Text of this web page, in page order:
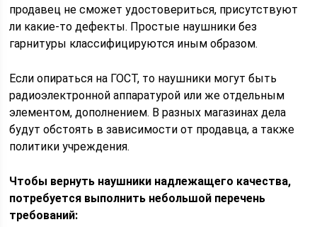
продавец не сможет удостовериться, присутствуют
ли какие-то дефекты. Простые наушники без
гарнитуры классифицируются иным образом.
Если опираться на ГОСТ, то наушники могут быть
радиоэлектронной аппаратурой или же отдельным
элементом, дополнением. В разных магазинах дела
будут обстоять в зависимости от продавца, а также
политики учреждения.
Чтобы вернуть наушники надлежащего качества,
потребуется выполнить небольшой перечень
требований: